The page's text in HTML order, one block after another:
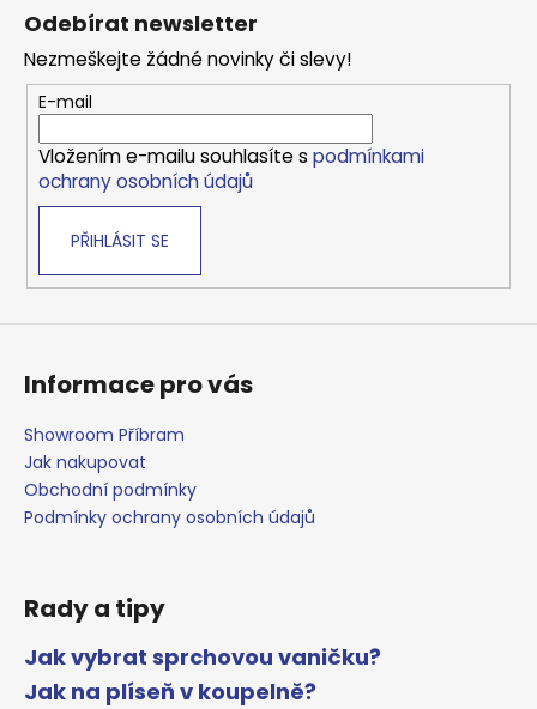
Odebírat newsletter
Nezmeškejte žádné novinky či slevy!
E-mail
Vložením e-mailu souhlasíte s podmínkami
ochrany osobních údajů
PŘIHLÁSIT SE
Informace pro vás
Showroom Příbram
Jak nakupovat
Obchodní podmínky
Podmínky ochrany osobních údajů
Rady a tipy
Jak vybrat sprchovou vaničku?
Jak na plíseň v koupelně?